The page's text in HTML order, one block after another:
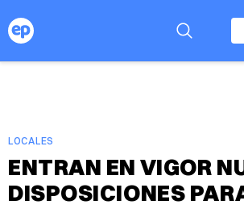
LOCALES
ENTRAN EN VIGOR
DISPOSICIONES